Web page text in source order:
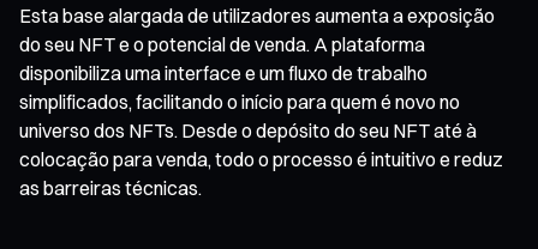
Esta base alargada de utilizadores aumenta a exposição
do seu NFT e o potencial de venda. A plataforma
disponibiliza uma interface e um fluxo de trabalho
simplificados, facilitando o início para quem é novo no
universo dos NFTs. Desde o depósito do seu NFT até à
colocação para venda, todo o processo é intuitivo e reduz
as barreiras técnicas.